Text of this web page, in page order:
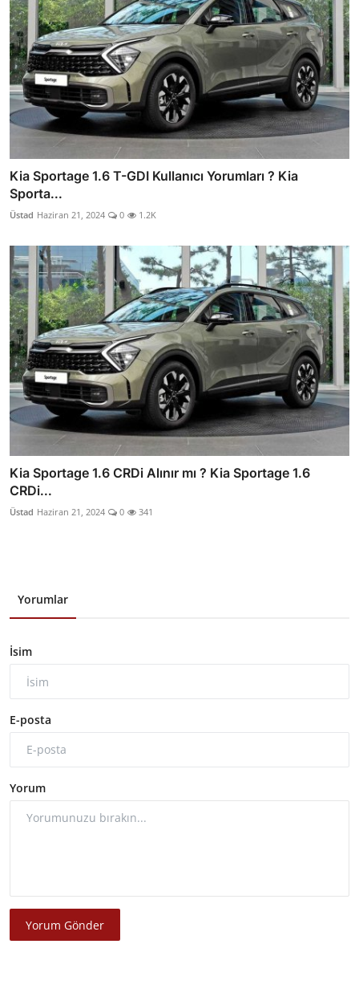
Kia Sportage 1.6 T-GDI Kullanıcı Yorumları ? Kia
Sporta...
Üstad Haziran 21, 2024 0 1.2K
Kia Sportage 1.6 CRDi Alınır mı ? Kia Sportage 1.6
CRDi...
Üstad Haziran 21, 2024 0 341
Yorumlar
İsim
E-posta
Yorum
Yorum Gönder